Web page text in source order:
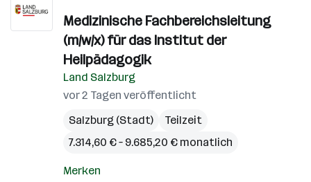
Medizinische Fachbereichsleitung
(m/w/x) für das Institut der
Heilpädagogik
Land Salzburg
vor 2 Tagen veröffentlicht
Salzburg (Stadt)
Teilzeit
7.314,60 € – 9.685,20 € monatlich
Merken